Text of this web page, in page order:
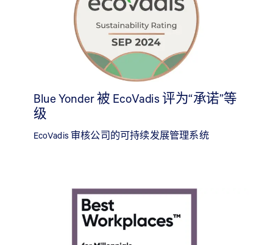
Blue Yonder 被 EcoVadis 评为“承诺”等
级
EcoVadis 审核公司的可持续发展管理系统